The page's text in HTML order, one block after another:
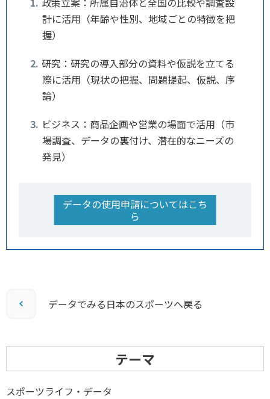
計に活用（年齢や性別、地域ごとの特徴を把
握）
研究：研究の導入部分の資料や仮説を立てる
際に活用（現状の把握、問題提起、仮説、序
論）
ビジネス：商品企画や営業の場面で活用（市
場調査、データの裏付け、潜在的なニーズの
発見）
データの使用申請についてはこち
ら
データでみる日本のスポーツへ戻る
テーマ
スポーツライフ・データ